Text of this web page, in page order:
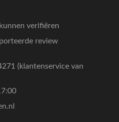
verifiëren
review
(klantenservice van